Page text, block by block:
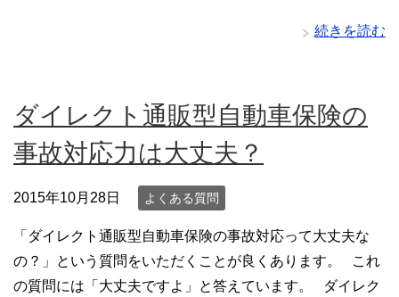
続きを読む
ダイレクト通販型自動車保険の
事故対応力は大丈夫？
2015年10月28日 よくある質問
「ダイレクト通販型自動車保険の事故対応って大丈夫な
の？」という質問をいただくことが良くあります。 これ
の質問には「大丈夫ですよ」と答えています。 ダイレク